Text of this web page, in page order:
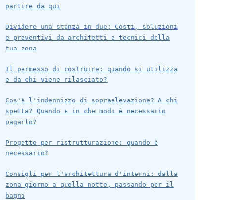
partire da qui
Dividere una stanza in due: Costi, soluzioni
e preventivi da architetti e tecnici della
tua zona
Il permesso di costruire: quando si utilizza
e da chi viene rilasciato?
Cos'è l'indennizzo di sopraelevazione? A chi
spetta? Quando e in che modo è necessario
pagarlo?
Progetto per ristrutturazione: quando è
necessario?
Consigli per l'architettura d'interni: dalla
zona giorno a quella notte, passando per il
bagno